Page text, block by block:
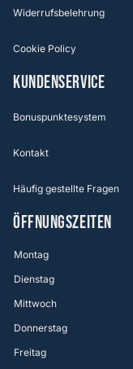
Widerrufsbelehrung
Cookie Policy
KUNDENSERVICE
Bonuspunktesystem
Kontakt
Häufig gestellte Fragen
ÖFFNUNGSZEITEN
Montag
Dienstag
Mittwoch
Donnerstag
Freitag